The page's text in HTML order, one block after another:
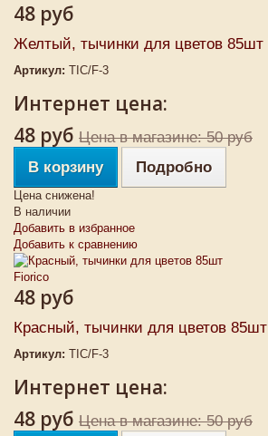
48 руб
Желтый, тычинки для цветов 85шт
Артикул: TIC/F-3
Интернет цена:
48 руб Цена в магазине: 50 руб
В корзину
Подробно
Цена снижена!
В наличии
Добавить в избранное
Добавить к сравнению
48 руб
Красный, тычинки для цветов
Артикул: TIC/F-3
Интернет цена:
48 руб Цена в магазине: 50 руб